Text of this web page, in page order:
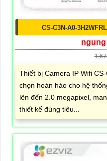
CS-C3N-A0-
ngung
Thiết bị Camera IP Wifi
chọn hoàn hảo cho hệ
lên đến 2.0 megapixel,
thiết kế đúng tiêu...